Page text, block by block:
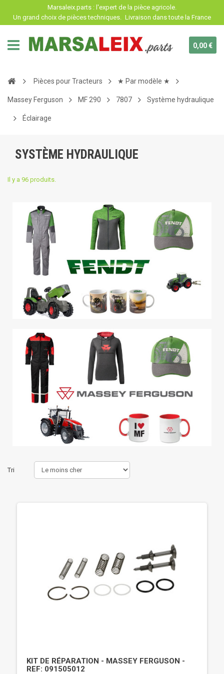
Marsaleix.parts : l'expert de la pièce agricole.
Un grand choix de pièces techniques. Livraison dans toute la France
0,00 €
Pièces pour Tracteurs ★ Par modèle ★
Massey Ferguson MF 290 7807 Système hydraulique
Éclairage
SYSTÈME HYDRAULIQUE
Il y a 96 produits.
Tri
KIT DE RÉPARATION - MASSEY FERGUSON -
REF: 091505012
Panneau de gestion des cookies